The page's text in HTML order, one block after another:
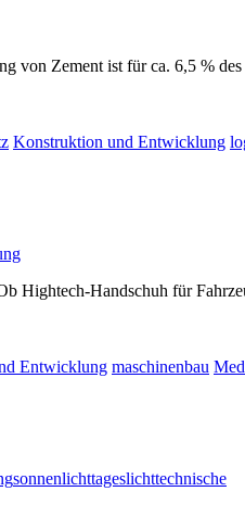
von Zement ist für ca. 6,5 % des
Konstruktion und Entwicklung
Hightech-Handschuh für
Entwicklung maschinenbau
sonnenlichttageslichttechnische